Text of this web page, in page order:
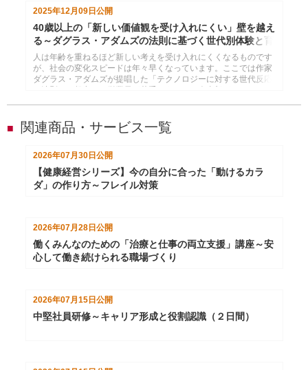
2025年12月09日 公開
40歳以上の「新しい価値観を受け入れにくい」壁を越え
る～ダグラス・アダムズの法則に基づく世代別体験と育
成視点
人は年齢を重ねるほど新しい考えを受け入れにくくなるものです
が、社会の変化スピードは年々早くなっています。ここでは作家
ダグラス・アダムズが提唱した「テクノロジーに対する世代反応
■ 関連商品・サービス一覧
2026年07月30日公開
【健康経営シリーズ】今の自分に合った「動けるカラ
ダ」の作り方～フレイル対策
2026年07月28日公開
働くみんなのための「治療と仕事の両立支援」講座～安
心して働き続けられる職場づくり
2026年07月15日公開
中堅社員研修～キャリア形成と役割認識（２日間）